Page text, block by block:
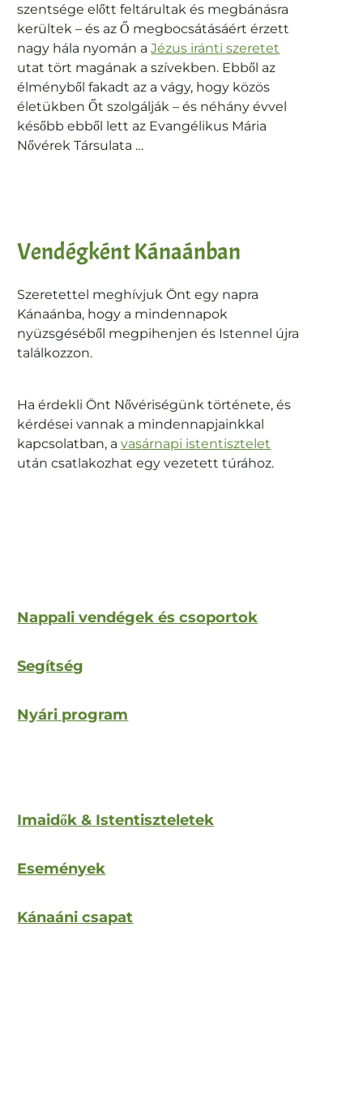
szentsége előtt feltárultak és megbánásra
kerültek – és az Ő megbocsátásáért érzett
nagy hála nyomán aJézus iránti szeretet
utat tört magának a szívekben. Ebből az
élményből fakadt az a vágy, hogy közös
életükben Őt szolgálják – és néhány évvel
később ebből lett az Evangélikus Mária
Nővérek Társulata …
Vendégként Kánaánban
Szeretettel meghívjuk Önt egy napra
Kánaánba, hogy a mindennapok
nyüzsgéséből megpihenjen és Istennel újra
találkozzon.
Ha érdekli Önt Nővériségünk története, és
kérdései vannak a mindennapjainkkal
kapcsolatban, avasárnapi istentisztelet
után csatlakozhat egy vezetett túrához.
Nappali vendégek és csoportok
Segítség
Nyári program
Imaidők & Istentiszteletek
Események
Kánaáni csapat